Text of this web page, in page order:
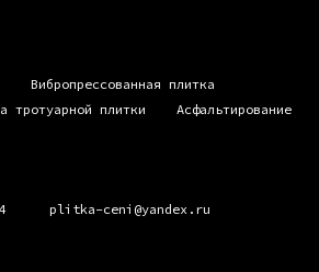
Вибропрессованная плитка
тротуарной плитки Асфальтирование
plitka-ceni@yandex.ru